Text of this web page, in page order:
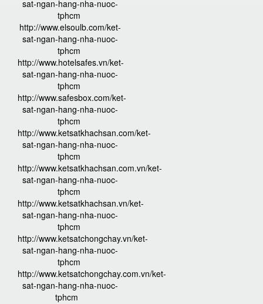
sat-ngan-hang-nha-nuoc-
tphcm
http://www.elsoulb.com/ket-
sat-ngan-hang-nha-nuoc-
tphcm
http://www.hotelsafes.vn/ket-
sat-ngan-hang-nha-nuoc-
tphcm
http://www.safesbox.com/ket-
sat-ngan-hang-nha-nuoc-
tphcm
http://www.ketsatkhachsan.com/ket-
sat-ngan-hang-nha-nuoc-
tphcm
http://www.ketsatkhachsan.com.vn/ket-
sat-ngan-hang-nha-nuoc-
tphcm
http://www.ketsatkhachsan.vn/ket-
sat-ngan-hang-nha-nuoc-
tphcm
http://www.ketsatchongchay.vn/ket-
sat-ngan-hang-nha-nuoc-
tphcm
http://www.ketsatchongchay.com.vn/ket-
sat-ngan-hang-nha-nuoc-
tphcm